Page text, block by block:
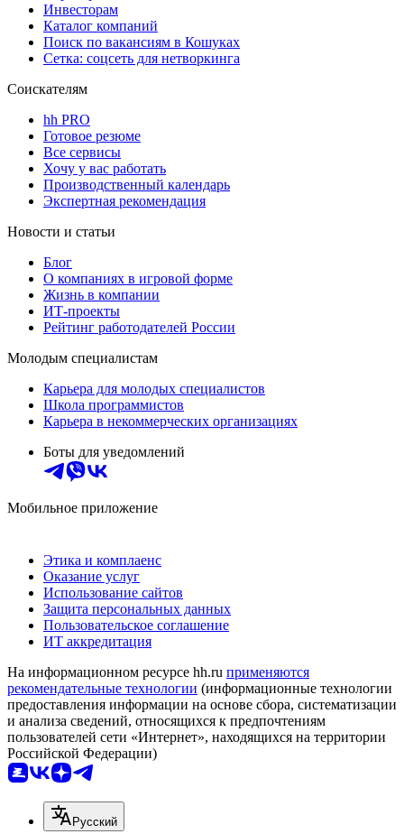
Инвесторам
Каталог компаний
Поиск по вакансиям в Кошуках
Сетка: соцсеть для нетворкинга
Соискателям
hh PRO
Готовое резюме
Все сервисы
Хочу у вас работать
Производственный календарь
Экспертная рекомендация
Новости и статьи
Блог
О компаниях в игровой форме
Жизнь в компании
ИТ-проекты
Рейтинг работодателей России
Молодым специалистам
Карьера для молодых специалистов
Школа программистов
Карьера в некоммерческих организациях
Боты для уведомлений
Мобильное приложение
Этика и комплаенс
Оказание услуг
Использование сайтов
Защита персональных данных
Пользовательское соглашение
ИТ аккредитация
На информационном ресурсе hh.ru применяются
рекомендательные технологии (информационные технологии
предоставления информации на основе сбора, систематизации
и анализа сведений, относящихся к предпочтениям
пользователей сети «Интернет», находящихся на территории
Российской Федерации)
Русский